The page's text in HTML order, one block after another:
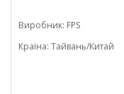
Виробник: FPS
Країна: Тайвань/Китай